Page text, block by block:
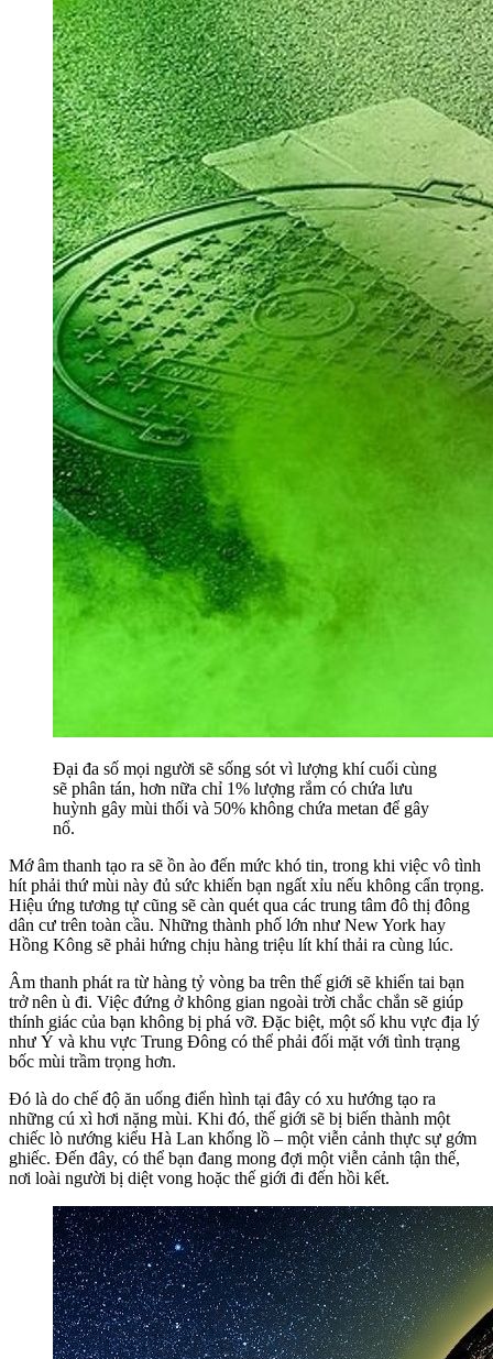
Đại đa số mọi người sẽ sống sót vì lượng khí cuối cùng
sẽ phân tán, hơn nữa chỉ 1% lượng rắm có chứa lưu
huỳnh gây mùi thối và 50% không chứa metan để gây
nổ.
Mớ âm thanh tạo ra sẽ ồn ào đến mức khó tin, trong khi việc vô tình
hít phải thứ mùi này đủ sức khiến bạn ngất xỉu nếu không cẩn trọng.
Hiệu ứng tương tự cũng sẽ càn quét qua các trung tâm đô thị đông
dân cư trên toàn cầu. Những thành phố lớn như New York hay
Hồng Kông sẽ phải hứng chịu hàng triệu lít khí thải ra cùng lúc.
Âm thanh phát ra từ hàng tỷ vòng ba trên thế giới sẽ khiến tai bạn
trở nên ù đi. Việc đứng ở không gian ngoài trời chắc chắn sẽ giúp
thính giác của bạn không bị phá vỡ. Đặc biệt, một số khu vực địa lý
như Ý và khu vực Trung Đông có thể phải đối mặt với tình trạng
bốc mùi trầm trọng hơn.
Đó là do chế độ ăn uống điển hình tại đây có xu hướng tạo ra
những cú xì hơi nặng mùi. Khi đó, thế giới sẽ bị biến thành một
chiếc lò nướng kiểu Hà Lan khổng lồ – một viễn cảnh thực sự gớm
ghiếc. Đến đây, có thể bạn đang mong đợi một viễn cảnh tận thế,
nơi loài người bị diệt vong hoặc thế giới đi đến hồi kết.